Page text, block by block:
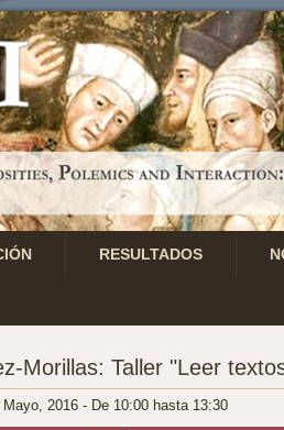
RESULTADOS
Morillas: Taller "Leer
2016 - De 10:00 hasta 13:30